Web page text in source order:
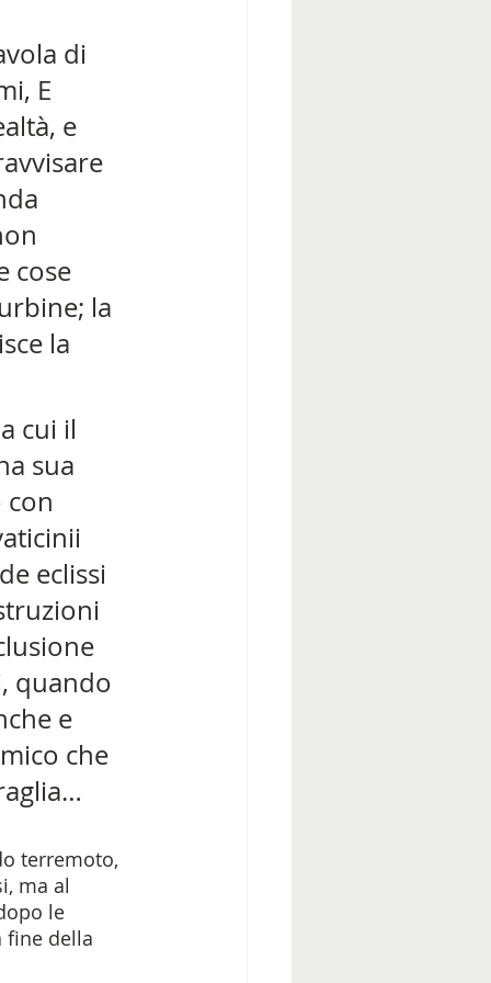
di
E
e
cose
la
la
cui il
sua
con
eclissi
quando
e
che
terremoto,
ma al
le
fine della